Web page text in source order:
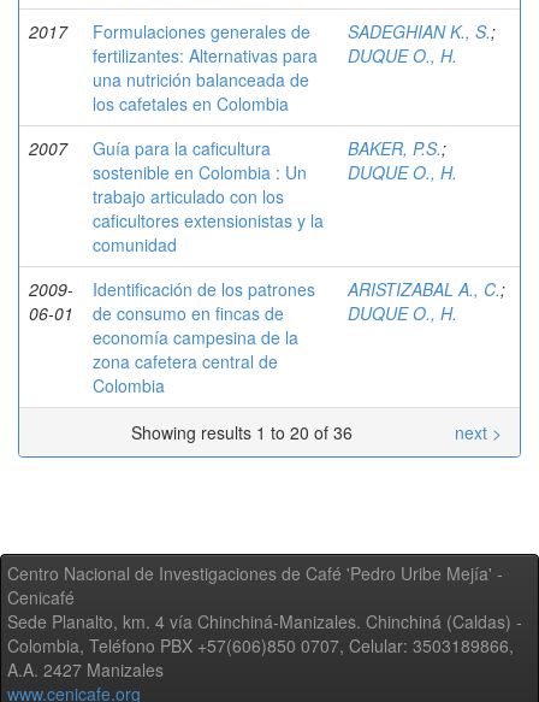
2017
Formulaciones generales de
fertilizantes: Alternativas para
una nutrición balanceada de
los cafetales en Colombia
SADEGHIAN K., S.;
DUQUE O., H.
2007
Guía para la caficultura
sostenible en Colombia : Un
trabajo articulado con los
caficultores extensionistas y la
comunidad
BAKER, P.S.;
DUQUE O., H.
2009-
06-01
Identificación de los patrones
de consumo en fincas de
economía campesina de la
zona cafetera central de
Colombia
ARISTIZABAL A., C.;
DUQUE O., H.
Showing results 1 to 20 of 36 next >
Centro Nacional de Investigaciones de Café 'Pedro Uribe Mejía' -
Cenicafé
Sede Planalto, km. 4 vía Chinchiná-Manizales. Chinchiná (Caldas) -
Colombia, Teléfono PBX +57(606)850 0707, Celular: 3503189866,
A.A. 2427 Manizales
www.cenicafe.org